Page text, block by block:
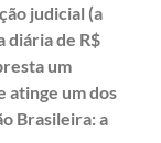
judicial (a
diária de R$
um
atinge um dos
Brasileira: a